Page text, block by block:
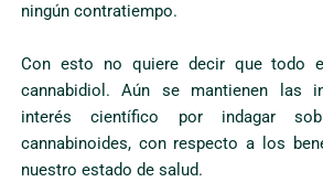
ningún contratiempo.
Con esto no quiere decir que todo
cannabidiol. Aún se mantienen las
interés científico por indagar
cannabinoides, con respecto a los
nuestro estado de salud.